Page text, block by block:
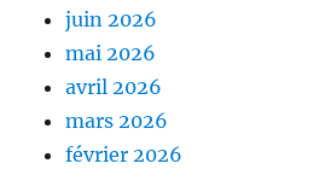
juin 2026
mai 2026
avril 2026
mars 2026
février 2026